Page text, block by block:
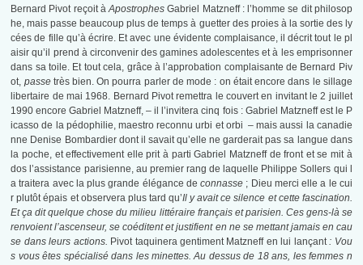
Bernard Pivot reçoit àApostrophes Gabriel Matzneff : l’homme se dit philosop
he, mais passe beaucoup plus de temps à guetter des proies à la sortie des ly
cées de fille qu’à écrire. Et avec une évidente complaisance, il décrit tout le pl
aisir qu’il prend à circonvenir des gamines adolescentes et à les emprisonner
dans sa toile. Et tout cela, grâce à l’approbation complaisante de Bernard Piv
ot, passe très bien. On pourra parler de mode : on était encore dans le sillage
libertaire de mai 1968. Bernard Pivot remettra le couvert en invitant le 2 juillet
1990 encore Gabriel Matzneff, – il l’invitera cinq fois : Gabriel Matzneff est le P
icasso de la pédophilie, maestro reconnu urbi et orbi – mais aussi la canadie
nne Denise Bombardier dont il savait qu’elle ne garderait pas sa langue dans
la poche, et effectivement elle prit à parti Gabriel Matzneff de front et se mit à
dos l’assistance parisienne, au premier rang de laquelle Philippe Sollers qui l
a traitera avec la plus grande élégance deconnasse ; Dieu merci elle a le cui
r plutôt épais et observera plus tard qu’Il y avait ce silence et cette fascination.
Et ça dit quelque chose du milieu littéraire français et parisien. Ces gens-là se
renvoient l’ascenseur, se coéditent et justifient en ne se mettant jamais en cau
se dans leurs actions. Pivot taquinera gentiment Matzneff en lui lançant: Vou
s vous êtes spécialisé dans les minettes. Au dessus de 18 ans, les femmes n